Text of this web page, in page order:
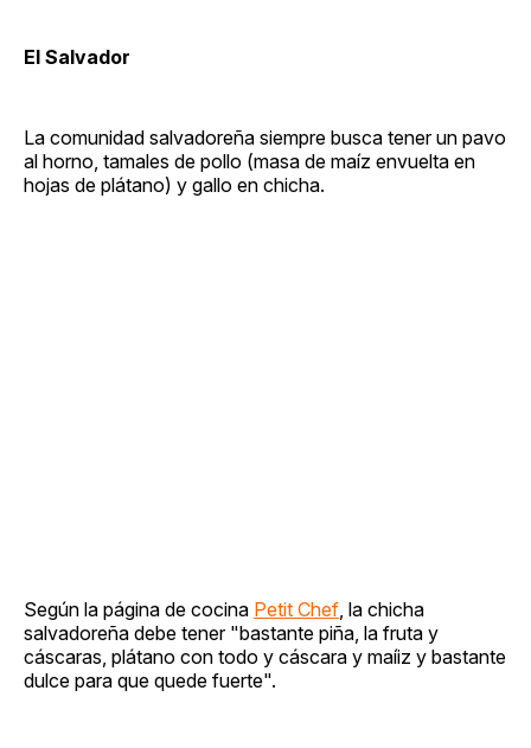
El Salvador
La comunidad salvadoreña siempre busca tener un pavo
al horno, tamales de pollo (masa de maíz envuelta en
hojas de plátano) y gallo en chicha.
Según la página de cocina Petit Chef, la chicha
salvadoreña debe tener "bastante piña, la fruta y
cáscaras, plátano con todo y cáscara y maíiz y bastante
dulce para que quede fuerte".